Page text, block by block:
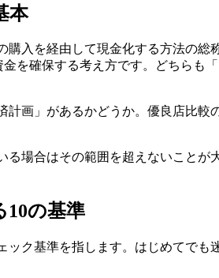
本
入を経由して現金化する方法の総
を確保する考え方です。どちらも
画」があるかどうか。優良店比
場合はその範囲を超えないこと
10の基準
ク基準を指します。はじめてでも